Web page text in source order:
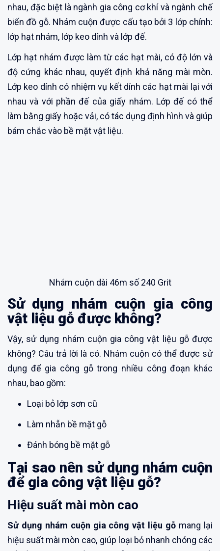
nhau, đặc biệt là ngành gia công cơ khí và ngành chế
biến đồ gỗ. Nhám cuộn được cấu tạo bởi 3 lớp chính:
lớp hạt nhám, lớp keo dính và lớp đế.
Lớp hạt nhám được làm từ các hạt mài, có độ lớn và
độ cứng khác nhau, quyết định khả năng mài mòn.
Lớp keo dính có nhiệm vụ kết dính các hạt mài lại với
nhau và với phần đế của giấy nhám. Lớp đế có thể
làm bằng giấy hoặc vải, có tác dụng định hình và giúp
bám chắc vào bề mặt vật liệu.
Nhám cuộn dài 46m số 240 Grit
Sử dụng nhám cuộn gia công
vật liệu gỗ được không?
Vậy, sử dụng nhám cuộn gia công vật liệu gỗ được
không? Câu trả lời là có. Nhám cuộn có thể được sử
dụng để gia công gỗ trong nhiều công đoạn khác
nhau, bao gồm:
Loại bỏ lớp sơn cũ
Làm nhẵn bề mặt gỗ
Đánh bóng bề mặt gỗ
Tại sao nên sử dụng nhám cuộn
để gia công vật liệu gỗ?
Hiệu suất mài mòn cao
Sử dụng nhám cuộn gia công vật liệu gỗ mang lại
hiệu suất mài mòn cao, giúp loại bỏ nhanh chóng các